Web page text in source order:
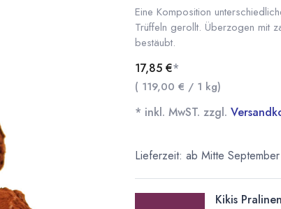
Eine Komposition
Trüffeln gerollt. Überzogen mit
bestäubt.
17,85 €*
( 119,00 € / 1 kg)
* inkl. MwST. zzgl.
Lieferzeit: ab Mitte September
Kikis